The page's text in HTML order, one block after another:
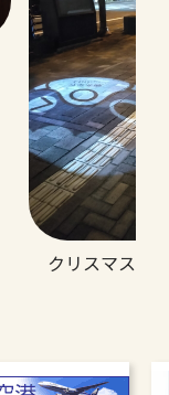
クリスマス・